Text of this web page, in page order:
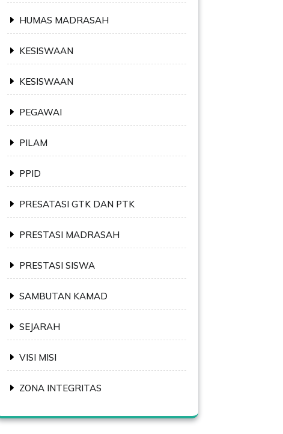
HUMAS MADRASAH
KESISWAAN
KESISWAAN
PEGAWAI
PILAM
PPID
PRESATASI GTK DAN PTK
PRESTASI MADRASAH
PRESTASI SISWA
SAMBUTAN KAMAD
SEJARAH
VISI MISI
ZONA INTEGRITAS